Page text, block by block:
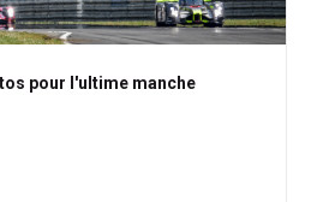
pour l'ultime manche